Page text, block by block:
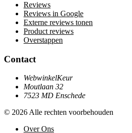
Reviews
Reviews in Google
Externe reviews tonen
Product reviews
Overstappen
Contact
WebwinkelKeur
Moutlaan 32
7523 MD Enschede
© 2026 Alle rechten voorbehouden
Over Ons